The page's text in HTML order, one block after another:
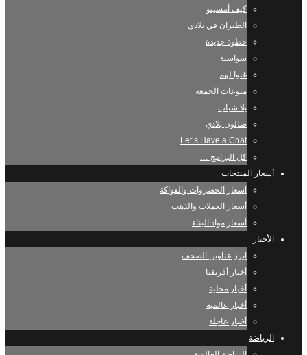
كيف أمسيتو
الطيران في بلادي
خطوة جديدة
سواسية
غنوا لهم
منوعات الجمعة
يلا شباب
صالون بلادي
Let’s Have a Chat
كل البرامج …
أسعار المنتجات
اسعار الخضروات والفواكة
أسعار العملات والذهب
أسعار مواد البناء
الأخبار
ابرز عناوين الصحف
أخبار أفريقيا
أخبار محلية
أخبار عالمية
أخبار عاجلة
الرياضة